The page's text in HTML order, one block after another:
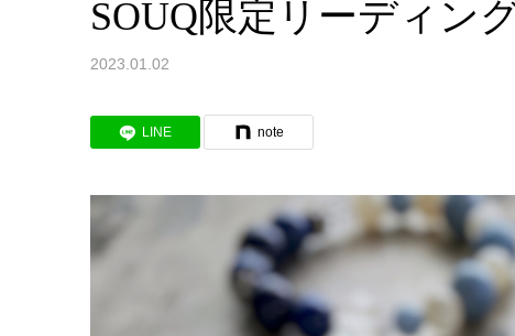
SOUQ限定リーディン
2023.01.02
LINE note